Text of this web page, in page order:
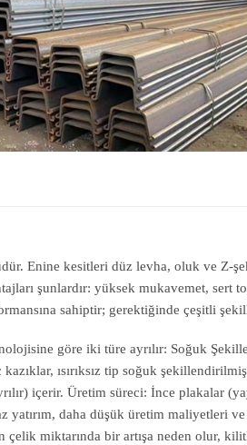
Enine kesitleri düz levha, oluk ve Z-
şunlardır: yüksek mukavemet,
sahiptir; gerektiğinde çeşitli
göre iki türe ayrılır: Soğuk
ısırıksız tip soğuk
içerir. Üretim süreci: İnce plakalar
yatırım, daha düşük üretim maliyetleri
miktarında bir artışa neden olur,